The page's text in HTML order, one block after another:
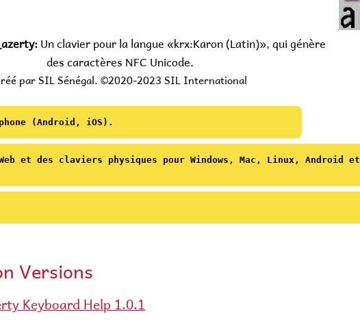
Un clavier pour la langue «krx:Karon (Latin)», qui génère
des caractères NFC Unicode.
par SIL Sénégal. ©2020-2023 SIL International
(Android, iOS).
et des claviers physiques pour Windows, Mac, Linux, Android et
insécable, 'NNBSP' est un espace étroit insécable.
sur tous les claviers.
solidus (deuxième rangée à partir du haut à
Unicode Name
MINUSCULE LETTRE
LATINE A
Versions
Keyboard Help 1.0.1